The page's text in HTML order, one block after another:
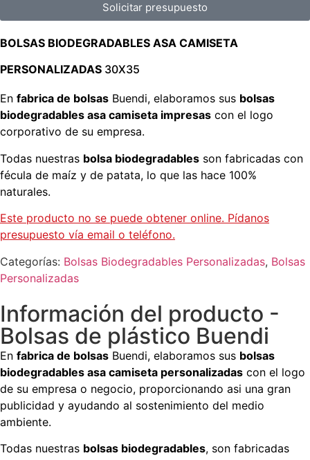
Solicitar presupuesto
BOLSAS BIODEGRADABLES ASA CAMISETA
PERSONALIZADAS 30X35
En fabrica de bolsas Buendi, elaboramos sus bolsas
biodegradables asa camiseta impresas con el logo
corporativo de su empresa.
Todas nuestras bolsa biodegradables son fabricadas con
fécula de maíz y de patata, lo que las hace 100%
naturales.
Este producto no se puede obtener online. Pídanos
presupuesto vía email o teléfono.
Categorías: Bolsas Biodegradables Personalizadas, Bolsas
Personalizadas
Información del producto -
Bolsas de plástico Buendi
En fabrica de bolsas Buendi, elaboramos sus bolsas
biodegradables asa camiseta personalizadas con el logo
de su empresa o negocio, proporcionando asi una gran
publicidad y ayudando al sostenimiento del medio
ambiente.
Todas nuestras bolsas biodegradables, son fabricadas